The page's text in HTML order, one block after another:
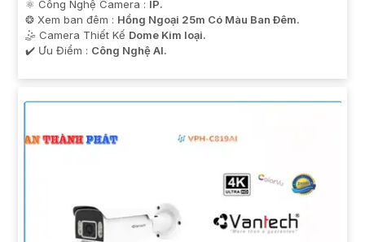
⚛️ Công Nghệ Camera : IP.
❂ Xem ban đêm : Hồng Ngoại 25m Có Màu Ban Ðêm.
🤹 Camera Thiết Kế Dome Kim loại.
️✔️ Ưu Điểm : Công Nghệ AI.